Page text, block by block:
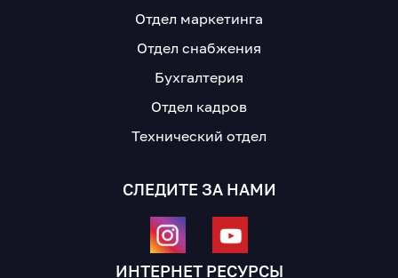
Отдел маркетинга
Отдел снабжения
Бухгалтерия
Отдел кадров
Технический отдел
СЛЕДИТЕ ЗА НАМИ
ИНТЕРНЕТ РЕСУРСЫ